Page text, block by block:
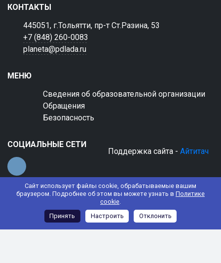
Сайт использует файлы cookie, обрабатываемые вашим
браузером. Подробнее об этом вы можете узнать в Политике
cookie.
Принять
Настроить Отклонить
КОНТАКТЫ
445051, г.Тольятти, пр-т Ст.Разина, 53
+7 (848) 260-0083
planeta@pdlada.ru
МЕНЮ
Сведения об образовательной организации
Обращения
Безопасность
СОЦИАЛЬНЫЕ СЕТИ
Поддержка сайта - Айтитач
© 2022 АНО ДО "Планета детства "Лада"